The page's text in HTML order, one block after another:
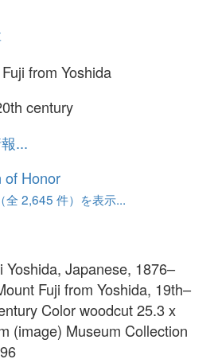
from Yoshida
century
...
of Honor
全 2,645 件）を表示...
Yoshida, Japanese, 1876–
Fuji from Yoshida, 19th–
Color woodcut 25.3 x
(image) Museum Collection